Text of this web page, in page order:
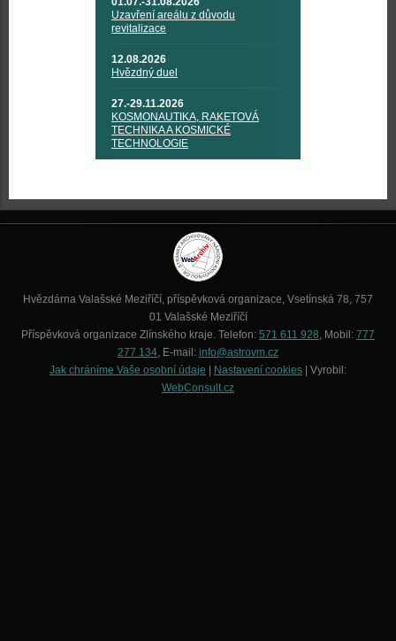
Uzavření areálu z důvodu
revitalizace
12.08.2026
Hvězdný duel
27.-29.11.2026
KOSMONAUTIKA, RAKETOVÁ
TECHNIKA A KOSMICKÉ
TECHNOLOGIE
Hvězdárna Valašské Meziříčí, příspěvková organizace, Vsetínská 78, 757
01 Valašské Meziříčí
Příspěvková organizace Zlínského kraje. Telefon: 571 611 928 , Mobil: 777
277 134 , E-mail: info@astrovm.cz
Jak chráníme Vaše osobní údaje | Nastavení cookies | Vyrobil:
WebConsult.cz